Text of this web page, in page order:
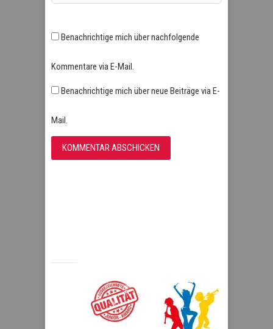
Benachrichtige mich über nachfolgende
Kommentare via E-Mail.
Benachrichtige mich über neue Beiträge via E-
Mail.